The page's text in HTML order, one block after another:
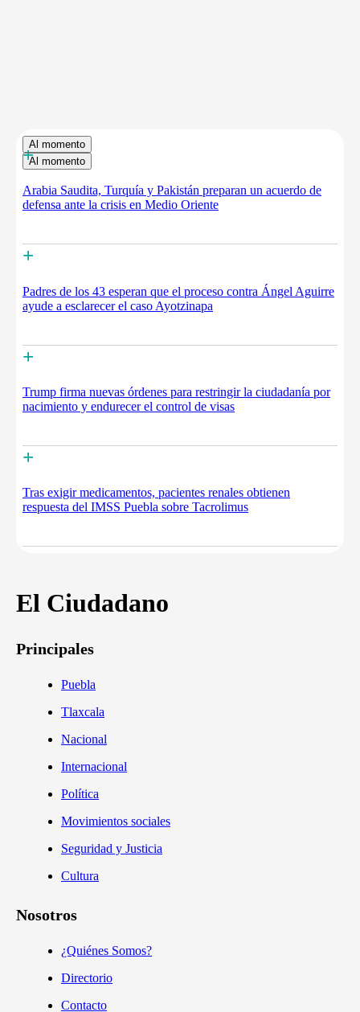
Al momento
Al momento
+
Arabia Saudita, Turquía y Pakistán preparan un acuerdo de
defensa ante la crisis en Medio Oriente
+
Padres de los 43 esperan que el proceso contra Ángel Aguirre
ayude a esclarecer el caso Ayotzinapa
+
Trump firma nuevas órdenes para restringir la ciudadanía por
nacimiento y endurecer el control de visas
+
Tras exigir medicamentos, pacientes renales obtienen
respuesta del IMSS Puebla sobre Tacrolimus
El Ciudadano
Principales
Puebla
Tlaxcala
Nacional
Internacional
Política
Movimientos sociales
Seguridad y Justicia
Cultura
Nosotros
¿Quiénes Somos?
Directorio
Contacto